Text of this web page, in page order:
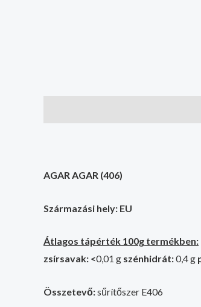
AGAR AGAR (406)
Származási hely: EU
Átlagos tápérték 100g termékben:
zsírsavak: <0,01 g szénhidrát:0,4 g
Összetevő:sűrítőszer E406